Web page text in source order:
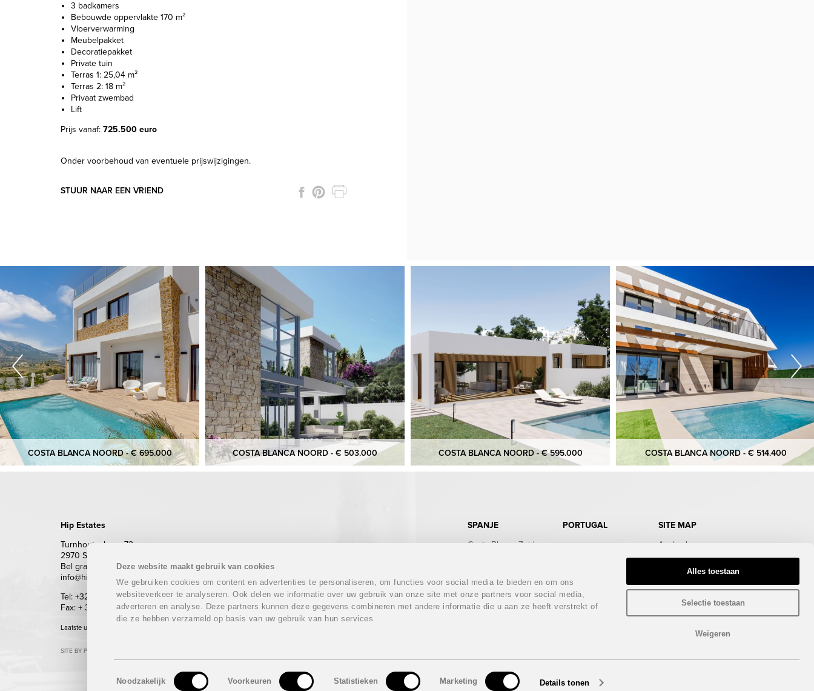
Deze website maakt gebruik van cookies
We gebruiken cookies om content en advertenties te personaliseren, om functies voor social media te bieden en om ons
websiteverkeer te analyseren. Ook delen we informatie over uw gebruik van onze site met onze partners voor social media,
adverteren en analyse. Deze partners kunnen deze gegevens combineren met andere informatie die u aan ze heeft verstrekt of
die ze hebben verzameld op basis van uw gebruik van hun services.
Toestemmingsselectie
Noodzakelijk Voorkeuren Statistieken Marketing Details tonen
Alles toestaan
Selectie toestaan
Weigeren
3 badkamers
Bebouwde oppervlakte 170 m²
Vloerverwarming
Meubelpakket
Decoratiepakket
Private tuin
Terras 1: 25,04 m²
Terras 2: 18 m²
Privaat zwembad
Lift
Prijs vanaf: 725.500 euro
Onder voorbehoud van eventuele prijswijzigingen.
STUUR NAAR EEN VRIEND
COSTA BLANCA NOORD - € 695.000 COSTA BLANCA NOORD - € 503.000 COSTA BLANCA NOORD - € 595.000 COSTA BLANCA NOORD - € 514.400
Hip Estates
Turnhoutsebaan 72
2970 Schilde
Bel gratis 0800 62 500 (enkel vanuit België)
info@hipestates.com
Tel: +32 (0)3 283 87 87
Fax: + 32 (0)3 293 69 62
Laatste update: 07/08/2026
SITE BY PLUG
SPANJE
Costa Blanca Zuid
Costa del Sol
Costa Almeria
Costa Tropical
Costa Brava
PORTUGAL
SITE MAP
Aanbod
Doe de test
Gratis Infopakket
Magazine
Bezichtigingstrips
Infodagen